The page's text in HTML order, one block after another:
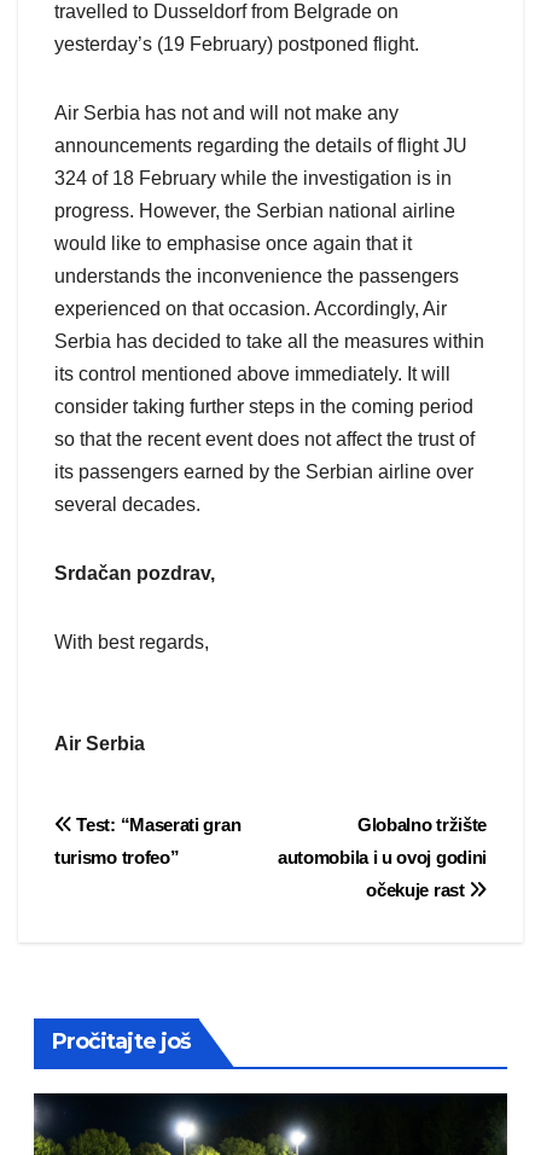
travelled to Dusseldorf from Belgrade on
yesterday’s (19 February) postponed flight.
Air Serbia has not and will not make any
announcements regarding the details of flight JU
324 of 18 February while the investigation is in
progress. However, the Serbian national airline
would like to emphasise once again that it
understands the inconvenience the passengers
experienced on that occasion. Accordingly, Air
Serbia has decided to take all the measures within
its control mentioned above immediately. It will
consider taking further steps in the coming period
so that the recent event does not affect the trust of
its passengers earned by the Serbian airline over
several decades.
Srdačan pozdrav,
With best regards,
Air Serbia
Post
Globalno tržište
automobila i u ovoj godini
očekuje rast
Test: “Maserati gran
turismo trofeo”
Pročitajte još